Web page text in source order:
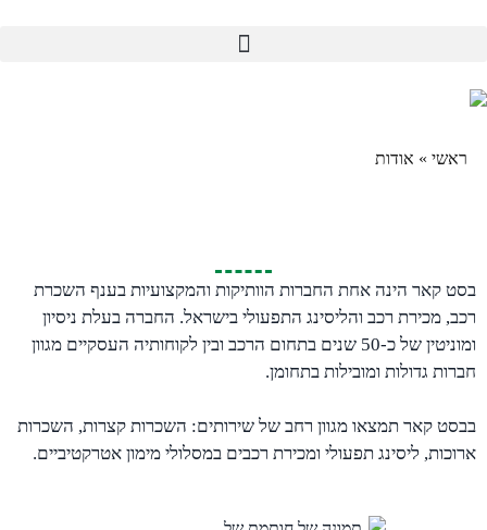
ראשי» אודות
בסט קאר הינה אחת החברות הוותיקות והמקצועיות בענף השכרת
רכב, מכירת רכב והליסינג התפעולי בישראל. החברה בעלת ניסיון
ומוניטין של כ-50 שנים בתחום הרכב ובין לקוחותיה העסקיים מגוון
חברות גדולות ומובילות בתחומן.
בבסט קאר תמצאו מגוון רחב של שירותים: השכרות קצרות, השכרות
ארוכות, ליסינג תפעולי ומכירת רכבים במסלולי מימון אטרקטיביים.